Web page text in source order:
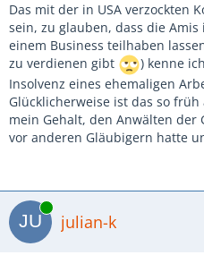
Das mit der in USA verzockten
sein, zu glauben, dass die
einem Business teilhaben
zu verdienen gibt
) kenne
Insolvenz eines ehemaligen
Glücklicherweise ist das so
mein Gehalt, den Anwälten der
vor anderen Gläubigern hatte
Online
julian-k